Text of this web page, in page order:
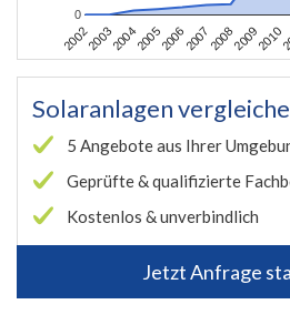
200220032004200520062007200820092010
0
Solaranlagen
5 Angebote aus Ihrer
Geprüfte & qualifizierte
Kostenlos & unverbindlich
Jetzt Anfrage